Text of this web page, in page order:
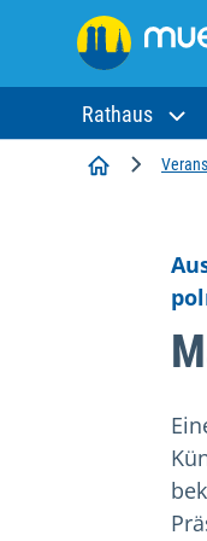
Rathaus
Startseite